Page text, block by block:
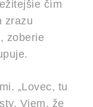
čím
zrazu
zoberie
„Lovec, tu
Viem, že